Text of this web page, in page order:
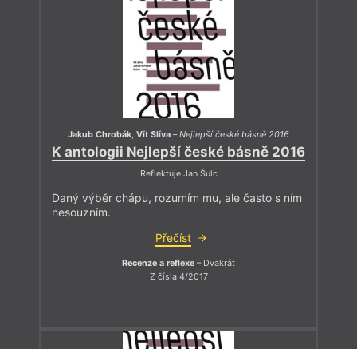
Jakub Chrobák, Vít Slíva –Nejlepší české básně 2016
K antologii Nejlepší české básně 2016
Reflektuje Jan Šulc
Daný výběr chápu, rozumím mu, ale často s ním
nesouzním.
Přečíst
Recenze a reflexe – Dvakrát
Z čísla 4/2017